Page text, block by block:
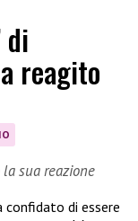
di
reagito
sua reazione
confidato di essere